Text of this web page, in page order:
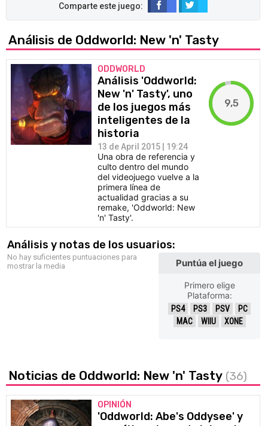
Análisis de Oddworld: New 'n' Tasty
ODDWORLD
Análisis 'Oddworld:
New 'n' Tasty', uno
de los juegos más
inteligentes de la
historia
13 de April 2015 | 19:24
Una obra de referencia y
culto dentro del mundo
del videojuego vuelve a la
primera línea de
actualidad gracias a su
remake, 'Oddworld: New
'n' Tasty'.
9,5
Análisis y notas de los usuarios:
No hay suficientes puntuaciones para
mostrar la media
Puntúa el juego
Primero elige
Plataforma:
PS4 PS3 PSV
PC
MAC
WIIU XONE
Noticias de Oddworld: New 'n' Tasty (36)
OPINIÓN
'Oddworld: Abe's Oddysee' y